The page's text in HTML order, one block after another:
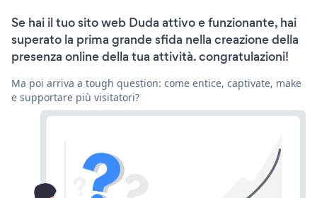
Se hai il tuo sito web Duda attivo e funzionante, hai
superato la prima grande sfida nella creazione della
presenza online della tua attività. congratulazioni!
Ma poi arriva a tough question: come entice, captivate, make
e supportare più visitatori?